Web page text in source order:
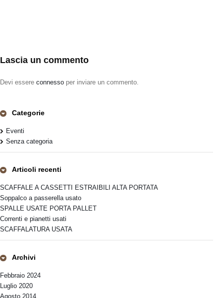
Lascia un commento
Devi essere connesso per inviare un commento.
Categorie
Eventi
Senza categoria
Articoli recenti
SCAFFALE A CASSETTI ESTRAIBILI ALTA PORTATA
Soppalco a passerella usato
SPALLE USATE PORTA PALLET
Correnti e pianetti usati
SCAFFALATURA USATA
Archivi
Febbraio 2024
Luglio 2020
Agosto 2014